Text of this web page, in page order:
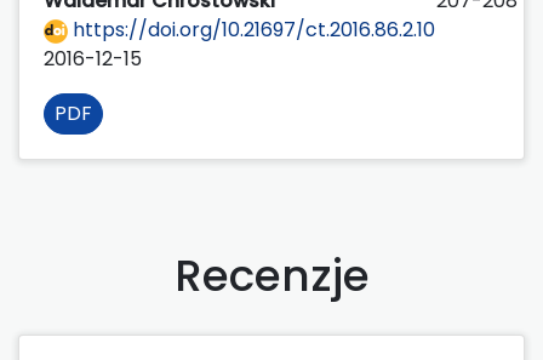
https://doi.org/10.21697/ct.2016.86.2.10
2016-12-15
PDF
Recenzje